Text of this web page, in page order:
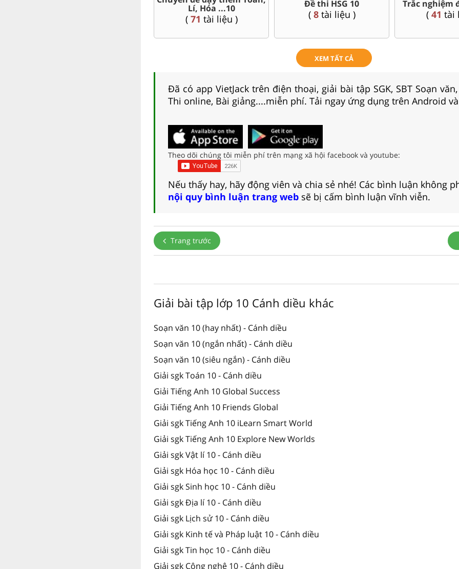
Đề thi giữa kì, cuối kì 10
(254tài liệu )
Sử, Địa 10....
(42 tài liệu )
Giáo án
( 95 tài
XEM TẤT CẢ
Đã có app VietJack trên điện thoại, giải bài tập SGK, SBT Soạn
Thi online, Bài giảng....miễn phí. Tải ngay ứng dụng trên Android và
Theo dõi chúng tôi miễn phí trên mạng xã hội facebook và youtube:
Nếu thấy hay, hãy động viên và chia sẻ nhé! Các bình luận không
nội quy bình luận trang web sẽ bị cấm bình luận vĩnh viễn.
Trang trước
Giải bài tập lớp 10 Cánh diều khác
Soạn văn 10 (hay nhất) - Cánh diều
Soạn văn 10 (ngắn nhất) - Cánh diều
Soạn văn 10 (siêu ngắn) - Cánh diều
Giải sgk Toán 10 - Cánh diều
Giải Tiếng Anh 10 Global Success
Giải Tiếng Anh 10 Friends Global
Giải sgk Tiếng Anh 10 iLearn Smart World
Giải sgk Tiếng Anh 10 Explore New Worlds
Giải sgk Vật lí 10 - Cánh diều
Giải sgk Hóa học 10 - Cánh diều
Giải sgk Sinh học 10 - Cánh diều
Giải sgk Địa lí 10 - Cánh diều
Giải sgk Lịch sử 10 - Cánh diều
Giải sgk Kinh tế và Pháp luật 10 - Cánh diều
Giải sgk Tin học 10 - Cánh diều
Giải sgk Công nghệ 10 - Cánh diều